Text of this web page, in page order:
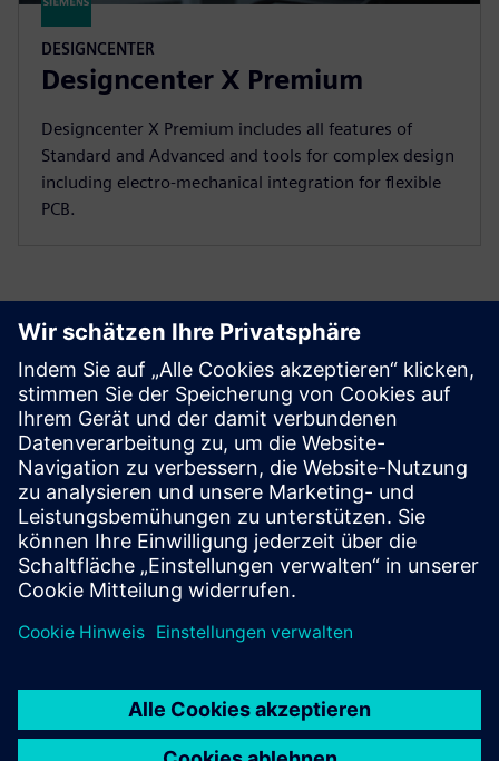
DESIGNCENTER
Designcenter X Premium
Designcenter X Premium includes all features of
Standard and Advanced and tools for complex design
including electro-mechanical integration for flexible
PCB.
Designcenter X im Vergleich zu anderen CAD-
Lösungen
Finden Sie heraus, wie Designcenter X für CAD und
Produktentwicklung im Vergleich zur Konkurrenz abschneidet.
Mehr erfahren